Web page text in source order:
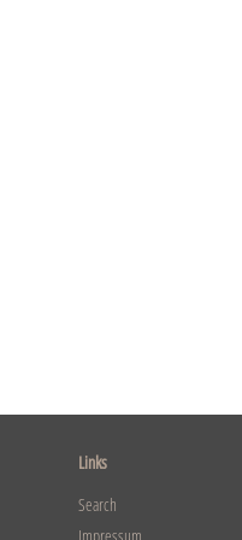
Links
Search
Impressum